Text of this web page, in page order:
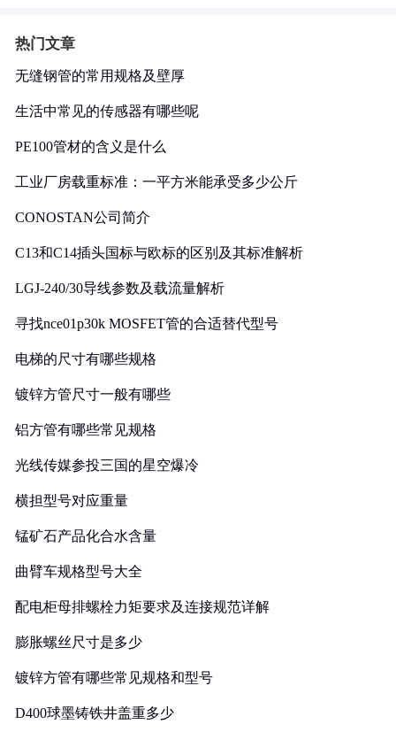
热门文章
无缝钢管的常用规格及壁厚
生活中常见的传感器有哪些呢
PE100管材的含义是什么
工业厂房载重标准：一平方米能承受多少公斤
CONOSTAN公司简介
C13和C14插头国标与欧标的区别及其标准解析
LGJ-240/30导线参数及载流量解析
寻找nce01p30k MOSFET管的合适替代型号
电梯的尺寸有哪些规格
镀锌方管尺寸一般有哪些
铝方管有哪些常见规格
光线传媒参投三国的星空爆冷
横担型号对应重量
锰矿石产品化合水含量
曲臂车规格型号大全
配电柜母排螺栓力矩要求及连接规范详解
膨胀螺丝尺寸是多少
镀锌方管有哪些常见规格和型号
D400球墨铸铁井盖重多少